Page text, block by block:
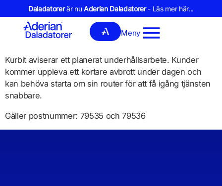
Daladatorerär nuAderian Daladatorer- Läs mer här...
Meny
Kurbit aviserar ett planerat underhållsarbete. Kunder
kommer uppleva ett kortare avbrott under dagen och
kan behöva starta om sin router för att få igång tjänsten
snabbare.
Gäller postnummer: 79535 och 79536